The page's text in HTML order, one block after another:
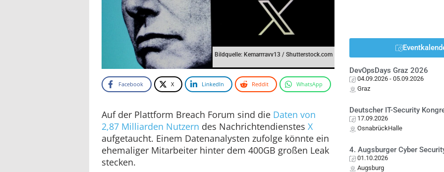
Bildquelle: Kemarrravv13 / Shutterstock.com
Facebook X LinkedIn Reddit WhatsApp
Auf der Plattform Breach Forum sind die Daten von
2,87 Milliarden Nutzern des Nachrichtendienstes X
aufgetaucht. Einem Datenanalysten zufolge könnte ein
ehemaliger Mitarbeiter hinter dem 400GB großen Leak
stecken.
DevOpsDays Graz 2026
04.09.2026 - 05.09.2026
Graz
Deutscher IT-Security
17.09.2026
OsnabrückHalle
4. Augsburger Cyber
01.10.2026
Augsburg